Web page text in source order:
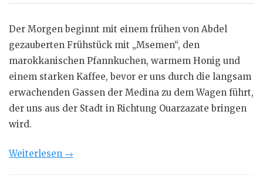
Der Morgen beginnt mit einem frühen von Abdel
gezauberten Frühstück mit „Msemen“, den
marokkanischen Pfannkuchen, warmem Honig und
einem starken Kaffee, bevor er uns durch die langsam
erwachenden Gassen der Medina zu dem Wagen führt,
der uns aus der Stadt in Richtung Ouarzazate bringen
wird.
Weiterlesen „Atlas,
→